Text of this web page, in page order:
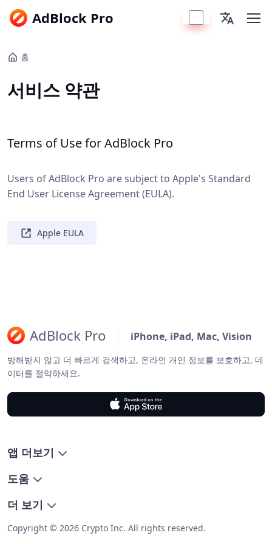
AdBlock Pro
홈
서비스 약관
Terms of Use for AdBlock Pro
Users of AdBlock Pro are subject to Apple's Standard
End User License Agreement (EULA).
Apple EULA
AdBlock Pro iPhone, iPad, Mac, Vision
방해받지 않고 더 빠르게 검색하고, 온라인 개인 정보를 보호하고, 데
이터를 절약하세요.
앱 더보기
도움
더 보기
Copyright © 2026 Crypto Inc. All rights reserved.